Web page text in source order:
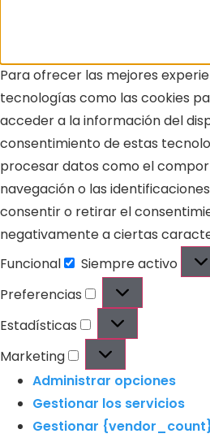
Para ofrecer las mejores
tecnologías como las cookies
acceder a la información del
consentimiento de estas
procesar datos como el
navegación o las
consentir o retirar el
negativamente a ciertas
Funcional
Siempre activo
Preferencias
Estadísticas
Marketing
Administrar opciones
Gestionar los servicios
Gestionar